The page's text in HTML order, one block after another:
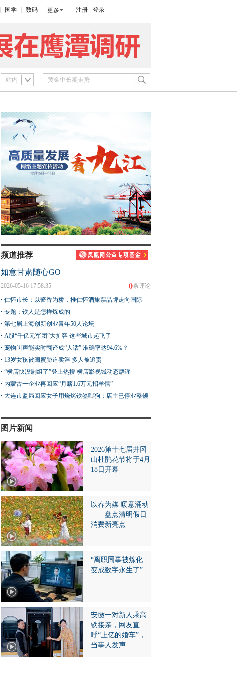
国学 数码 更多 注册 登录
站内
频道推荐
如意甘肃随心GO
0条评论
2026-05-16 17:58:35
仁怀市长：以酱香为桥，推仁怀酒旅票品牌走向国际
专题：铁人是怎样炼成的
第七届上海创新创业青年50人论坛
A股“千亿元军团”大扩容 这些城市起飞了
宠物叫声能实时翻译成“人话” 准确率达94.6%？
13岁女孩被闺蜜胁迫卖淫 多人被追责
“横店快没剧组了”登上热搜 横店影视城动态辟谣
内蒙古一企业再回应“月薪1.6万元招羊倌”
大连市监局回应女子用烧烤铁签喂狗：店主已停业整顿
图片新闻
2026第十七届井冈
山杜鹃花节将于4月
18日开幕
以春为媒 暖意涌动
——盘点清明假日
消费新亮点
“离职同事被炼化
变成数字永生了”
安徽一对新人乘高
铁接亲，网友直
呼“上亿的婚车”，
当事人发声